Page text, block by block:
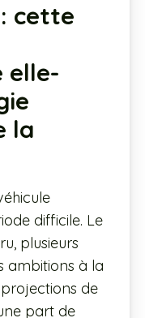
cette
elle-
la
difficile. Le
plusieurs
ambitions à la
de
part de